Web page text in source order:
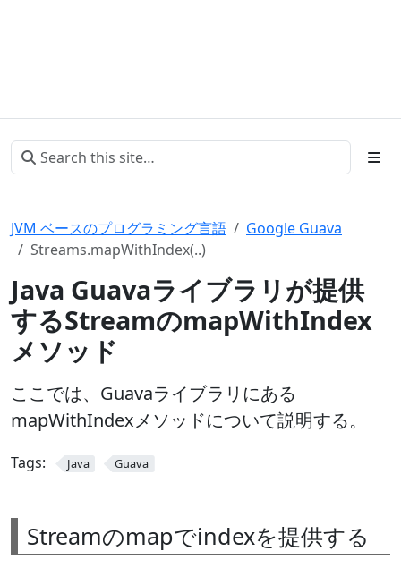
JVM ベースのプログラミング言語
Google Guava
Streams.mapWithIndex(..)
Java Guavaライブラリが提供
するStreamのmapWithIndex
メソッド
ここでは、Guavaライブラリにある
mapWithIndexメソッドについて説明する。
Tags: Java Guava
Streamのmapでindexを提供する